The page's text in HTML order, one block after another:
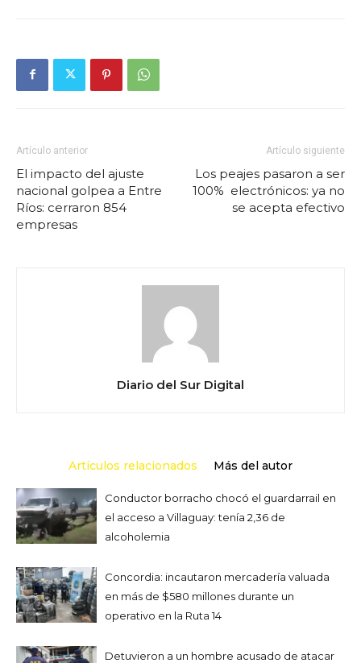
Artículo anterior
El impacto del ajuste
nacional golpea a Entre
Ríos: cerraron 854
empresas
Artículo siguiente
Los peajes pasaron a ser
100% electrónicos: ya no
se acepta efectivo
Diario del Sur Digital
Artículos relacionados Más del autor
Conductor borracho chocó el guardarrail en
el acceso a Villaguay: tenía 2,36 de
alcoholemia
Concordia: incautaron mercadería valuada
en más de $580 millones durante un
operativo en la Ruta 14
Detuvieron a un hombre acusado de atacar